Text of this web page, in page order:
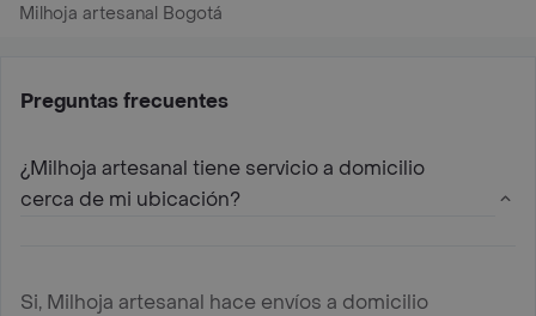
Milhoja artesanal Bogotá
Preguntas frecuentes
¿Milhoja artesanal tiene servicio a domicilio
cerca de mi ubicación?
Si, Milhoja artesanal hace envíos a domicilio